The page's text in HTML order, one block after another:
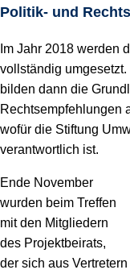
Politik- und
Im Jahr 2018 werden
vollständig
bilden dann die
Rechtsempfehlungen
wofür die Stiftung
verantwortlich ist.
Ende November
wurden beim Treffen
mit den Mitgliedern
des Projektbeirats,
der sich aus